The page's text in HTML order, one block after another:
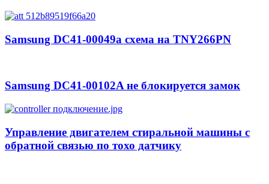
Samsung DC41-00049a схема на TNY266PN
Samsung DC41-00102A не блокируется замок
Управление двигателем стиральной машины с
обратной связью по тохо датчику